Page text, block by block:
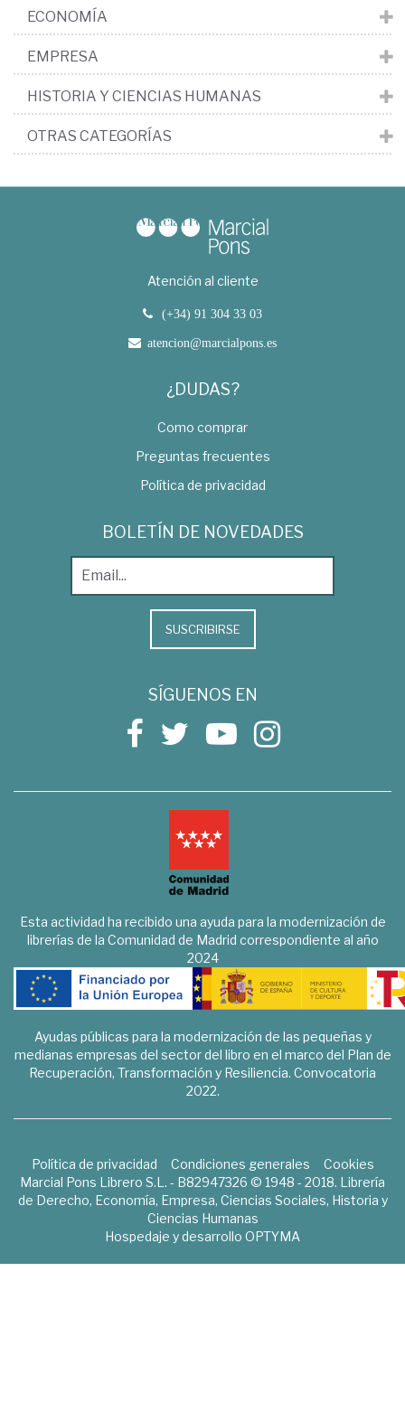
ECONOMÍA
EMPRESA
HISTORIA Y CIENCIAS HUMANAS
OTRAS CATEGORÍAS
Atención al cliente
(+34) 91 304 33 03
atencion@marcialpons.es
¿DUDAS?
Como comprar
Preguntas frecuentes
Política de privacidad
BOLETÍN DE NOVEDADES
SUSCRIBIRSE
SÍGUENOS EN
Esta actividad ha recibido una ayuda para la modernización de
librerías de la Comunidad de Madrid correspondiente al año
2024
Ayudas públicas para la modernización de las pequeñas y
medianas empresas del sector del libro en el marco del Plan de
Recuperación, Transformación y Resiliencia. Convocatoria
2022.
Política de privacidad Condiciones generales
Cookies
Marcial Pons Librero S.L. - B82947326 © 1948 - 2018. Librería
de Derecho, Economía, Empresa, Ciencias Sociales, Historia y
Ciencias Humanas
Hospedaje y desarrollo OPTYMA